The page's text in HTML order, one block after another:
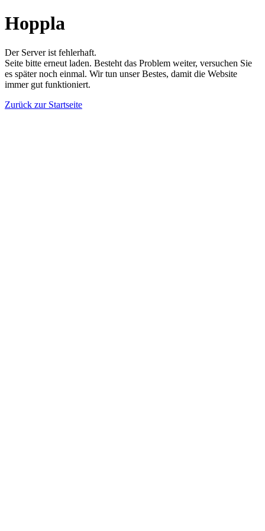
Hoppla
Der Server ist fehlerhaft.
Seite bitte erneut laden. Besteht das Problem weiter, versuchen Sie
es später noch einmal. Wir tun unser Bestes, damit die Website
immer gut funktioniert.
Zurück zur Startseite